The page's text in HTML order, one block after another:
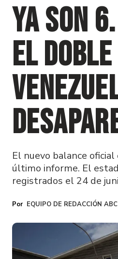
Ya son
el
El nuevo balance
último informe. El
registrados el 24 de
EQUIPO DE REDACCIÓN ABC